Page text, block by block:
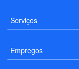
Serviços
Empregos